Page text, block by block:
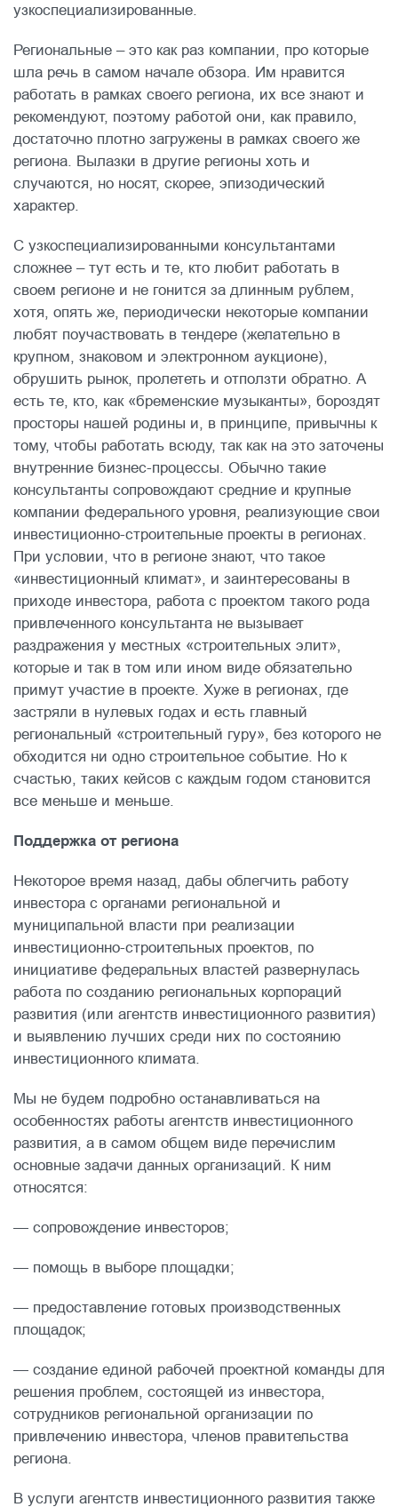
узкоспециализированные.
Региональные – это как раз компании, про которые
шла речь в самом начале обзора. Им нравится
работать в рамках своего региона, их все знают и
рекомендуют, поэтому работой они, как правило,
достаточно плотно загружены в рамках своего же
региона. Вылазки в другие регионы хоть и
случаются, но носят, скорее, эпизодический
характер.
С узкоспециализированными консультантами
сложнее – тут есть и те, кто любит работать в
своем регионе и не гонится за длинным рублем,
хотя, опять же, периодически некоторые компании
любят поучаствовать в тендере (желательно в
крупном, знаковом и электронном аукционе),
обрушить рынок, пролететь и отползти обратно. А
есть те, кто, как «бременские музыканты», бороздят
просторы нашей родины и, в принципе, привычны к
тому, чтобы работать всюду, так как на это заточены
внутренние бизнес-процессы. Обычно такие
консультанты сопровождают средние и крупные
компании федерального уровня, реализующие свои
инвестиционно-строительные проекты в регионах.
При условии, что в регионе знают, что такое
«инвестиционный климат», и заинтересованы в
приходе инвестора, работа с проектом такого рода
привлеченного консультанта не вызывает
раздражения у местных «строительных элит»,
которые и так в том или ином виде обязательно
примут участие в проекте. Хуже в регионах, где
застряли в нулевых годах и есть главный
региональный «строительный гуру», без которого не
обходится ни одно строительное событие. Но к
счастью, таких кейсов с каждым годом становится
все меньше и меньше.
Поддержка от региона
Некоторое время назад, дабы облегчить работу
инвестора с органами региональной и
муниципальной власти при реализации
инвестиционно-строительных проектов, по
инициативе федеральных властей развернулась
работа по созданию региональных корпораций
развития (или агентств инвестиционного развития)
и выявлению лучших среди них по состоянию
инвестиционного климата.
Мы не будем подробно останавливаться на
особенностях работы агентств инвестиционного
развития, а в самом общем виде перечислим
основные задачи данных организаций. К ним
относятся:
— сопровождение инвесторов;
— помощь в выборе площадки;
— предоставление готовых производственных
площадок;
— создание единой рабочей проектной команды для
решения проблем, состоящей из инвестора,
сотрудников региональной организации по
привлечению инвестора, членов правительства
региона.
В услуги агентств инвестиционного развития также